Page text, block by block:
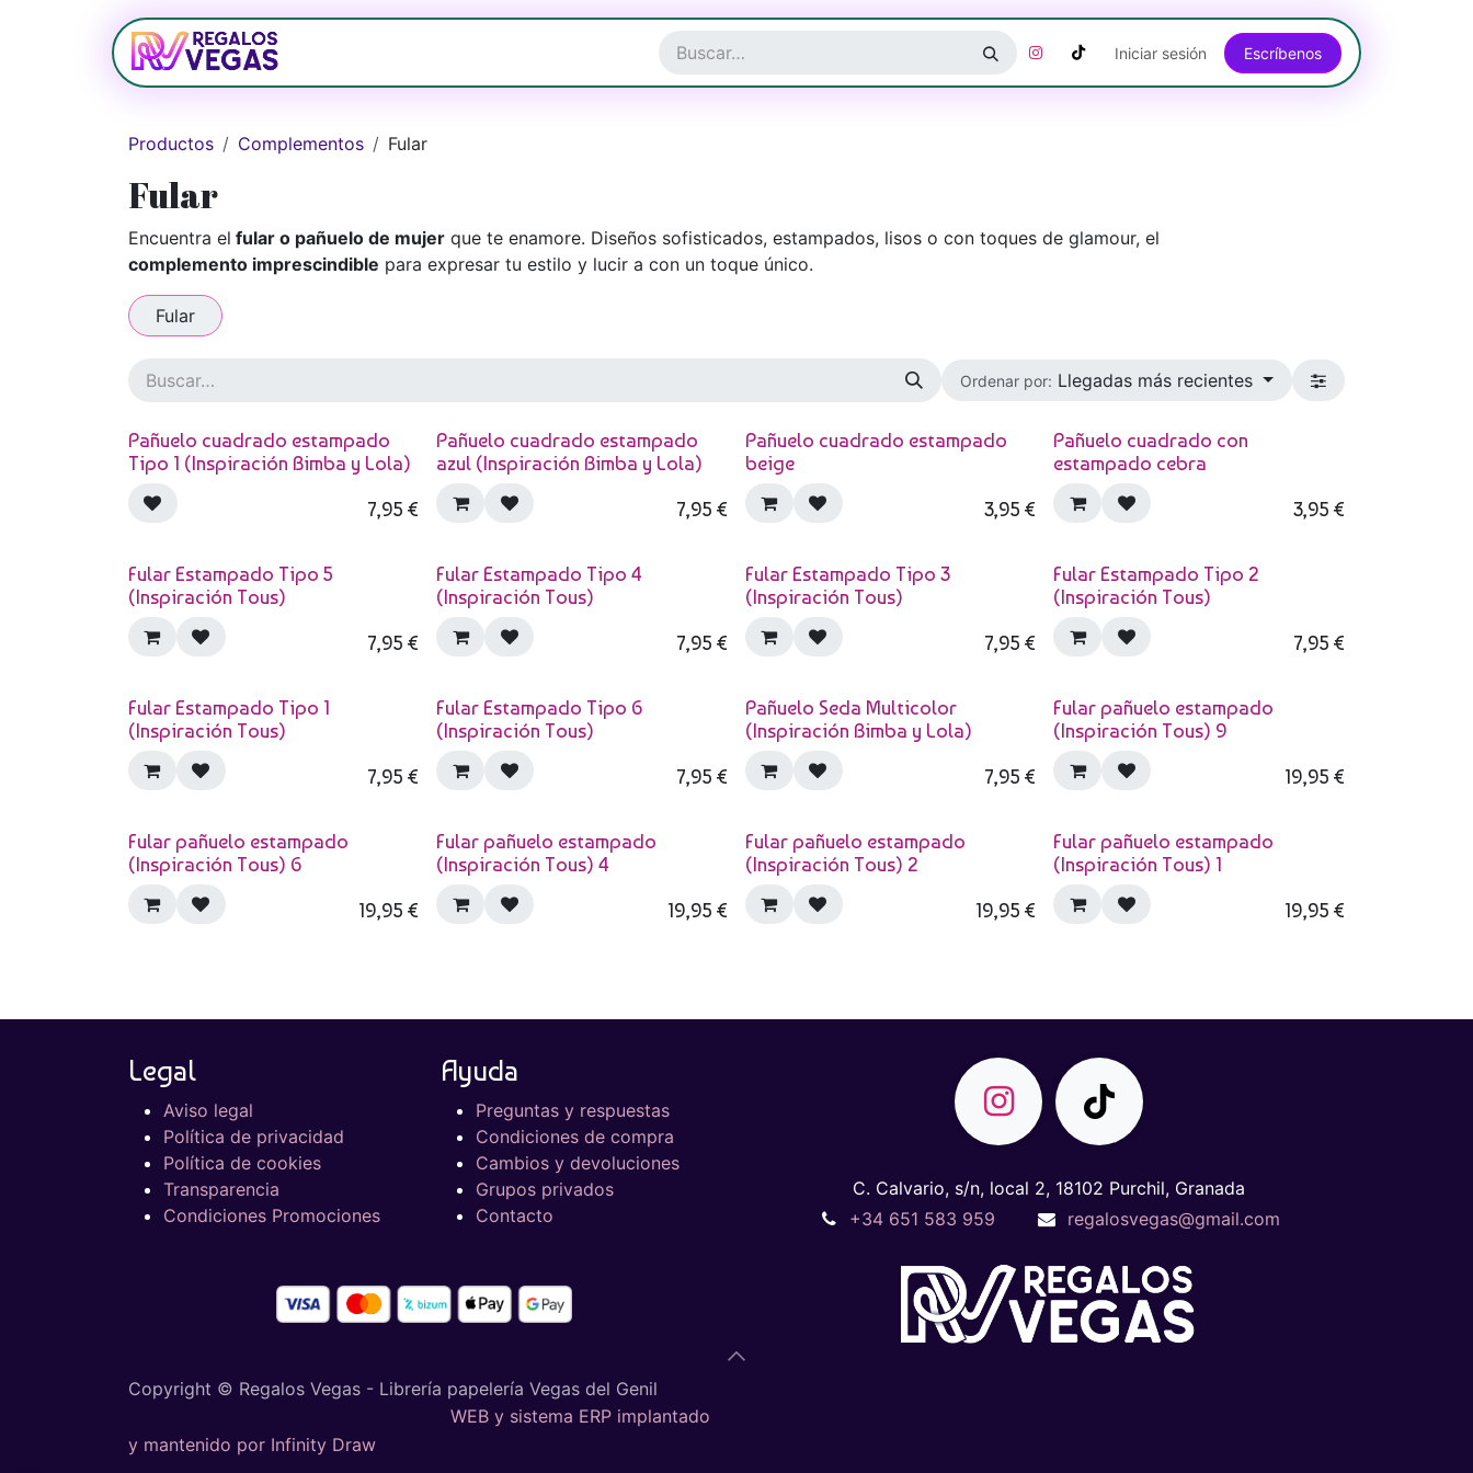
Joyería Iniciar sesión Escríbenos​​​​​​​​​​​​​​​​
Productos Complementos Fular
Fular
Encuentra el fular o pañuelo de mujer que te enamore. Diseños sofisticados, estampados, lisos o con toques de glamour, el
complemento imprescindible para expresar tu estilo y lucir a con un toque único.
Fular
Ordenar por: Llegadas más recientes
Pañuelo cuadrado estampado
Tipo 1 (Inspiración Bimba y Lola)
7,95 €
Pañuelo cuadrado estampado
azul (Inspiración Bimba y Lola)
7,95 €
Pañuelo cuadrado estampado
beige
3,95 €
Pañuelo cuadrado con
estampado cebra
3,95 €
Fular Estampado Tipo 5
(Inspiración Tous)
7,95 €
Fular Estampado Tipo 4
(Inspiración Tous)
7,95 €
Fular Estampado Tipo 3
(Inspiración Tous)
7,95 €
Fular Estampado Tipo 2
(Inspiración Tous)
7,95 €
Fular Estampado Tipo 1
(Inspiración Tous)
7,95 €
Fular Estampado Tipo 6
(Inspiración Tous)
7,95 €
Pañuelo Seda Multicolor
(Inspiración Bimba y Lola)
7,95 €
Fular pañuelo estampado
(Inspiración Tous) 9
19,95 €
Fular pañuelo estampado
(Inspiración Tous) 6
19,95 €
Fular pañuelo estampado
(Inspiración Tous) 4
19,95 €
Fular pañuelo estampado
(Inspiración Tous) 2
19,95 €
Fular pañuelo estampado
(Inspiración Tous) 1
19,95 €
Legal
Aviso legal
Política de privacidad
Política de cookies
Transparencia
Condiciones Promociones
Ayuda
Preguntas y respuestas
Condiciones de compra
Cambios y devoluciones
Grupos privados
Contacto
C. Calvario, s/n, local 2, 18102 Purchil, Granada
+34 651 583 959
regalosvegas@gmail.com
Copyright © Regalos Vegas - Librería papelería Vegas del Genil
WEB y sistema ERP implantado
y mantenido por Infinity Draw